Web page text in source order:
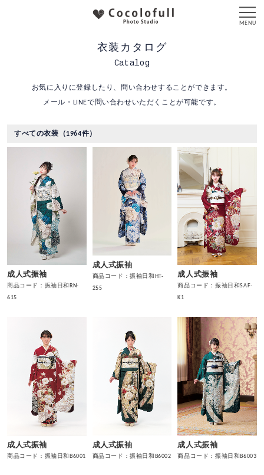
衣装カタログ
Catalog
お気に入りに登録したり、問い合わせすることができます。
メール・LINEで問い合わせいただくことが可能です。
すべての衣装（1964件）
成人式振袖
商品コード：振袖日和RN-
615
成人式振袖
商品コード：振袖日和HT-
255
成人式振袖
商品コード：振袖日和SAF-
K1
成人式振袖
商品コード：振袖日和B6001
成人式振袖
商品コード：振袖日和B6002
成人式振袖
商品コード：振袖日和B6003